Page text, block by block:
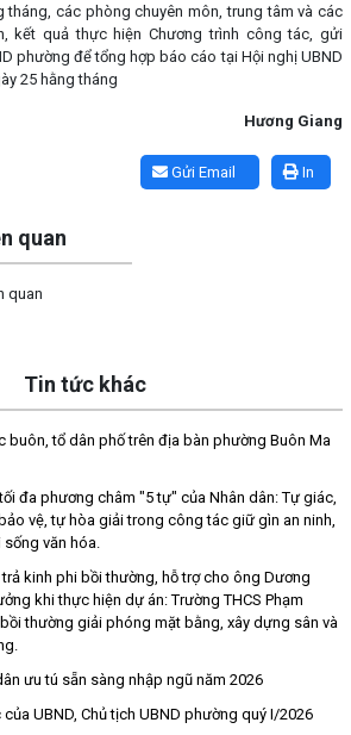
tháng, các phòng chuyên môn, trung tâm và các
kết quả thực hiện Chương trình công tác, gửi
phường để tổng hợp báo cáo tại Hội nghị UBND
25 hằng tháng
Hương Giang
In
Gửi Email
quan
quan
Tin tức khác
buôn, tổ dân phố trên địa bàn phường Buôn Ma
đa phương châm "5 tự" của Nhân dân: Tự giác,
vệ, tự hòa giải trong công tác giữ gìn an ninh,
văn hóa.
kinh phi bồi thường, hỗ trợ cho ông Dương
khi thực hiện dự án: Trường THCS Phạm
thường giải phóng mặt bằng, xây dựng sân và
ưu tú sẵn sàng nhập ngũ năm 2026
UBND, Chủ tịch UBND phường quý I/2026